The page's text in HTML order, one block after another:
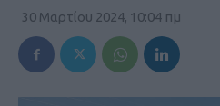
30 Μαρτίου 2024, 10:04 πμ